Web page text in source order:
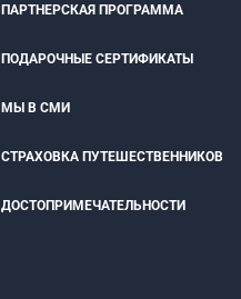
ПАРТНЕРСКАЯ ПРОГРАММА
ПОДАРОЧНЫЕ СЕРТИФИКАТЫ
МЫ В СМИ
СТРАХОВКА ПУТЕШЕСТВЕННИКОВ
ДОСТОПРИМЕЧАТЕЛЬНОСТИ